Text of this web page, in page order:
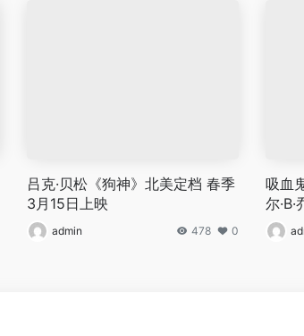
吕克·贝松《狗神》北美定档 春季
3月15日上映
admin 478 0
吸血
尔